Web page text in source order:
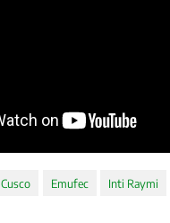
Cusco Emufec Inti Raymi